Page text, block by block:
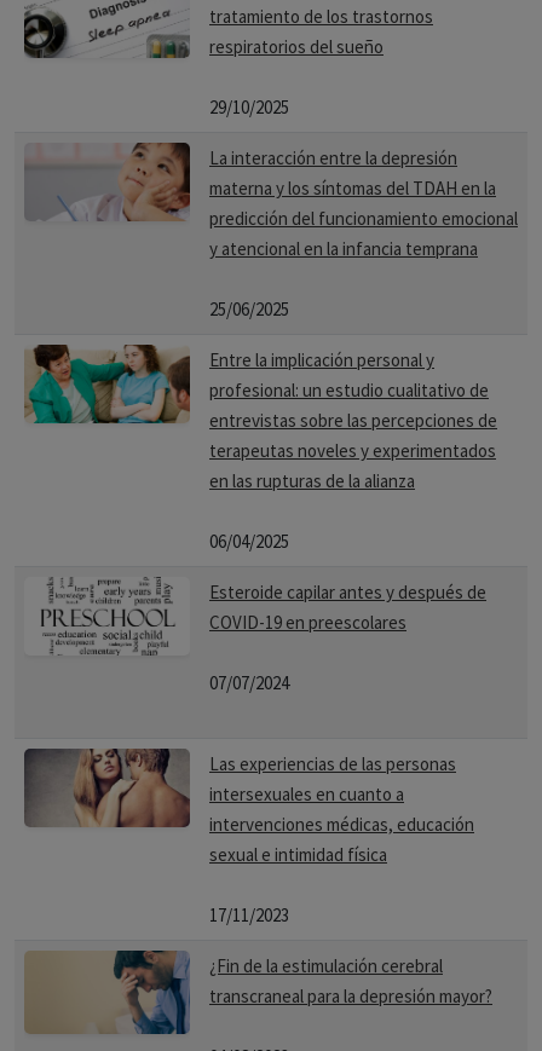
tratamiento de los trastornos
respiratorios del sueño
29/10/2025
La interacción entre la depresión
materna y los síntomas del TDAH en la
predicción del funcionamiento emocional
y atencional en la infancia temprana
25/06/2025
Entre la implicación personal y
profesional: un estudio cualitativo de
entrevistas sobre las percepciones de
terapeutas noveles y experimentados
en las rupturas de la alianza
06/04/2025
Esteroide capilar antes y después de
COVID-19 en preescolares
07/07/2024
Las experiencias de las personas
intersexuales en cuanto a
intervenciones médicas, educación
sexual e intimidad física
17/11/2023
¿Fin de la estimulación cerebral
transcraneal para la depresión mayor?